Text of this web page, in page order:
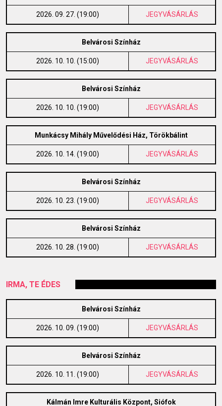
2026. 09. 27. (19:00) JEGYVÁSÁRLÁS
Belvárosi Színház
2026. 10. 10. (15:00) JEGYVÁSÁRLÁS
Belvárosi Színház
2026. 10. 10. (19:00) JEGYVÁSÁRLÁS
Munkácsy Mihály Művelődési Ház, Törökbálint
2026. 10. 14. (19:00) JEGYVÁSÁRLÁS
Belvárosi Színház
2026. 10. 23. (19:00) JEGYVÁSÁRLÁS
Belvárosi Színház
2026. 10. 28. (19:00) JEGYVÁSÁRLÁS
IRMA, TE ÉDES
Belvárosi Színház
2026. 10. 09. (19:00) JEGYVÁSÁRLÁS
Belvárosi Színház
2026. 10. 11. (19:00) JEGYVÁSÁRLÁS
Kálmán Imre Kulturális Központ, Siófok